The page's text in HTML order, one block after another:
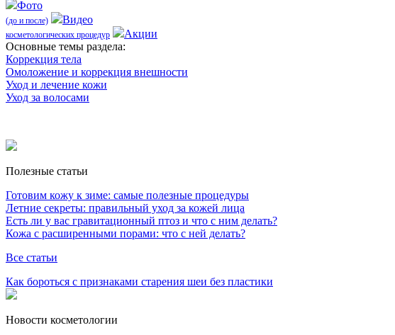
Фото
(до и после) Видео
косметологических процедур
Акции
Оcновные темы раздела:
Коррекция тела
Омоложение и коррекция внешности
Уход и лечение кожи
Уход за волосами
Полезные статьи
Готовим кожу к зиме: самые полезные процедуры
Летние секреты: правильный уход за кожей лица
Есть ли у вас гравитационный птоз и что с ним делать?
Кожа с расширенными порами: что с ней делать?
Все статьи
Как бороться с признаками старения шеи без пластики
Новости косметологии